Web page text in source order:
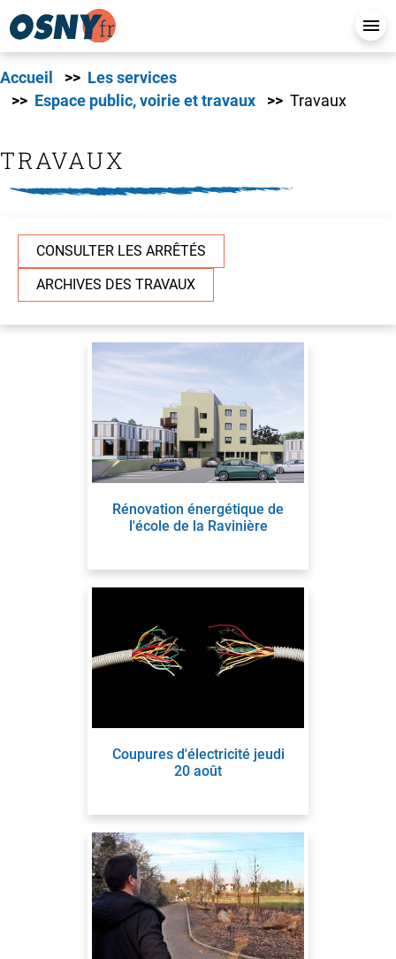
Accueil
Les services
Espace public, voirie et travaux
Travaux
TRAVAUX
CONSULTER LES ARRÊTÉS
ARCHIVES DES TRAVAUX
Rénovation énergétique de
l'école de la Ravinière
Coupures d'électricité jeudi
20 août